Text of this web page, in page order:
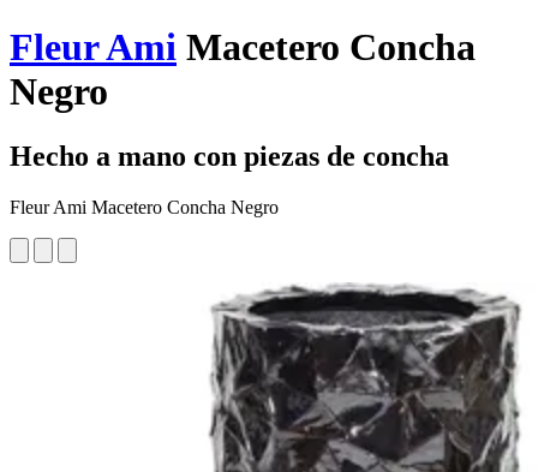
Fleur Ami Macetero Concha
Negro
Hecho a mano con piezas de concha
Fleur Ami Macetero Concha Negro